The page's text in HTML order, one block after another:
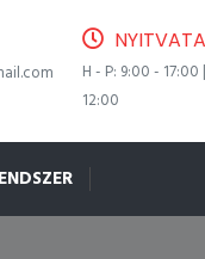
H - P: 9:00 - 17:00
12:00